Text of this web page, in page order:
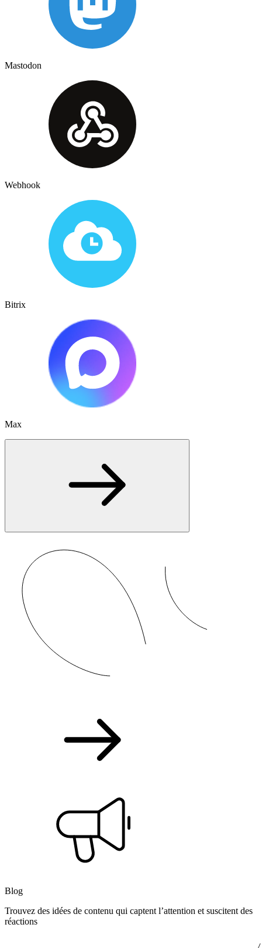
Mastodon
Webhook
Bitrix
Max
Blog
Trouvez des idées de contenu qui captent l’attention et suscitent des
réactions